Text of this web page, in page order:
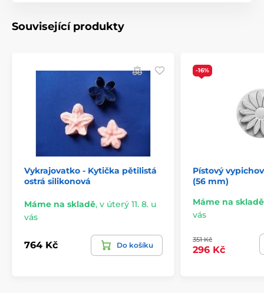
Související produkty
Vykrajovatko - Kytička pětilistá
ostrá silikonová
Máme na skladě, v úterý 11. 8. u
vás
764 Kč Do košíku
-16%
Pístový
(56 mm)
Máme na skladě
vás
351 Kč
296 Kč